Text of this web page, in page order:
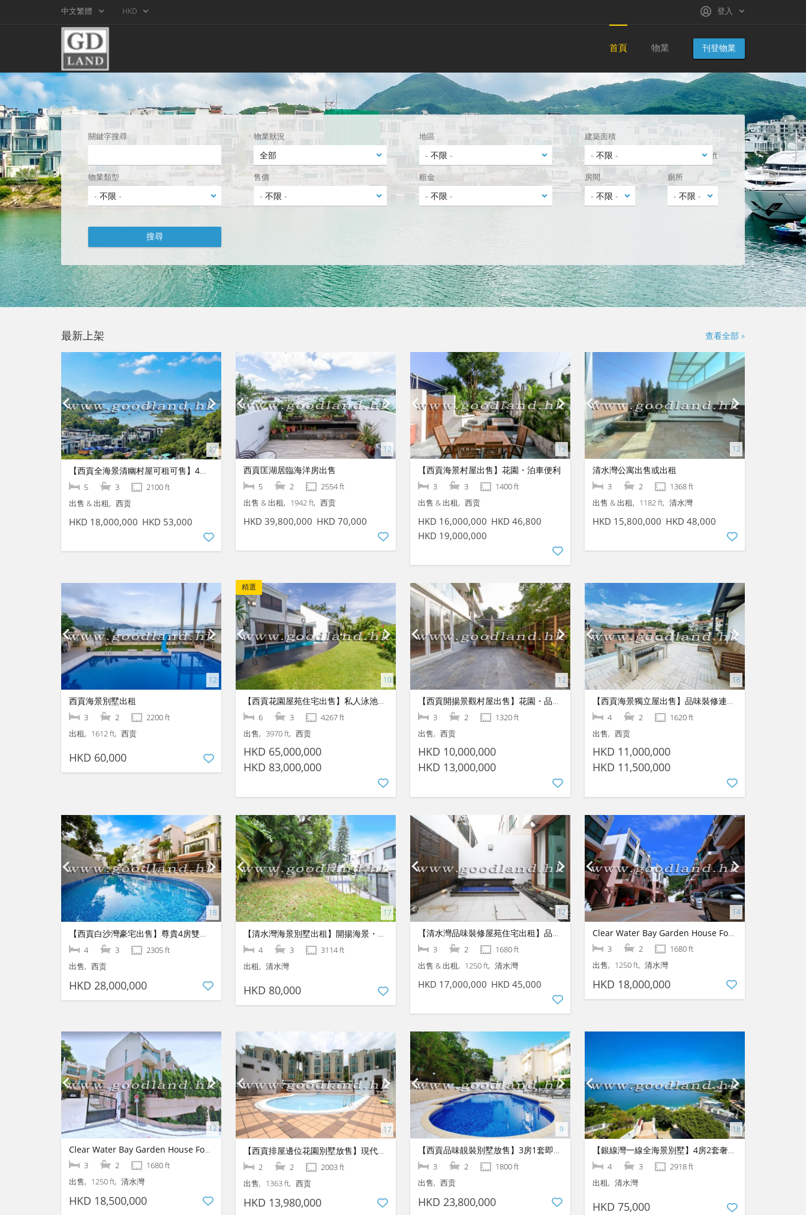
中文繁體 HKD 登入
刊登物業
首頁 物業
關鍵字搜尋 物業狀況 地區 建築面積
ft
物業類型 售價 租金 房間 廁所
最新上架 查看全部 »
【西貢全海景清幽村屋可租可售】4房2套連工人房｜寧謐環境星級大宅
5 3
2100 ft
出售 & 出租
西贡
HKD 18,000,000 HKD 53,000
西貢匡湖居臨海洋房出售
5 2
2554 ft
出售 & 出租
1942 ft 西贡
HKD 39,800,000 HKD 70,000
【西貢海景村屋出售】花園・泊車便利
3 3
1400 ft
出售 & 出租
西贡
HKD 16,000,000
HKD 19,000,000
HKD 46,800
清水灣公寓出售或出租
3 2
1368 ft
出售 & 出租
1182 ft 清水灣
HKD 15,800,000 HKD 48,000
西貢海景別墅出租
3 2
2200 ft
出租
1612 ft 西贡
HKD 60,000
精選
【西貢花園屋苑住宅出售】私人泳池・屋苑配套
6 3
4267 ft
出售
3970 ft 西贡
HKD 65,000,000
HKD 83,000,000
【西貢開揚景觀村屋出售】花園・品味裝修・低密度清幽
3 2
1320 ft
出售
西贡
HKD 10,000,000
HKD 13,000,000
【西貢海景獨立屋出售】品味裝修連圍欄花園｜4房2套連工人房
4 2
1620 ft
出售
西贡
HKD 11,000,000
HKD 11,500,000
【西貢白沙灣豪宅出售】尊貴4房雙套房｜獨棟別墅、享綠意山景與屋苑泳池
4 3
2305 ft
出售
西贡
HKD 28,000,000
【清水灣海景別墅出租】開揚海景・屋況企理
4 3
3114 ft
出租
清水灣
HKD 80,000
【清水灣品味裝修屋苑住宅出租】品味裝修・綠景
3 2
1680 ft
出售 & 出租
1250 ft 清水灣
HKD 17,000,000 HKD 45,000
Clear Water Bay Garden House For Sale
3 2
1680 ft
出售
1250 ft 清水灣
HKD 18,000,000
Clear Water Bay Garden House For Sale
3 2
1680 ft
出售
1250 ft 清水灣
HKD 18,500,000
【西貢排屋邊位花園別墅放售】現代時尚靚裝｜開揚景致屋苑泳池近交通
2 2
2003 ft
出售
1363 ft 西贡
HKD 13,980,000
【西貢品味靚裝別墅放售】3房1套即買即住｜寧謐綠意奢華住宅
3 2
1800 ft
出售
西贡
HKD 23,800,000
【銀線灣一線全海景別墅】4房2套奢華豪宅｜無遮擋震撼海景放盤
4 3
2918 ft
出租
清水灣
HKD 75,000